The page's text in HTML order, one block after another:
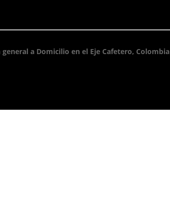
a Domicilio en el Eje Cafetero, Colombia